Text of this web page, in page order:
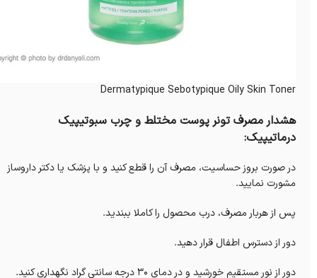
Dermatypique Sebotypique Oily Skin Toner
هشدار مصرف تونر پوست مختلط و چرب سبوتیپیک
درماتیپیک:
در صورت بروز حساسیت، مصرف آن را قطع کنید و با پزشک یا دکتر داروساز
مشورت نمایید.
پس از هربار مصرف، درب محصول را کاملا ببندید.
دور از دسترس اطفال قرار دهید.
دور از نور مستقیم خورشید و در دمای 30 درجه سانتی گراد نگهداری کنید.